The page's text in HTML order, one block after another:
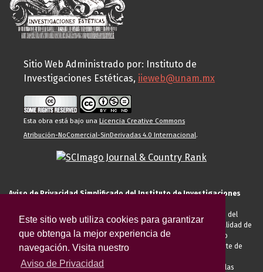
Este sitio web utiliza cookies para garantizar
que obtenga la mejor experiencia de
navegación. Visita nuestro
Aviso de Privacidad
Sitio Web Administrado por: Instituto de
Investigaciones Estéticas, iieweb@unam.mx
Esta obra está bajo una Licencia Creative Commons
Atribución-NoComercial-SinDerivadas 4.0 Internacional.
Aviso de Privacidad Simplificado del Instituto de Investigaciones
El Instituto de Investigaciones Estéticas de la UNAM, es responsable del
tratamiento de sus datos personales para el registro de usted en calidad de
alumno, docente, personal de la entidad académica, conferencista o
invitado externo (nacional o extranjero), visitante, proveedor o cliente de
anteriormente descritas u otras aquellas exigidas legalmente o por las